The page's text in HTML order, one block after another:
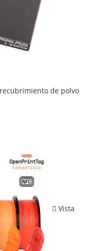
de polvo
Vista